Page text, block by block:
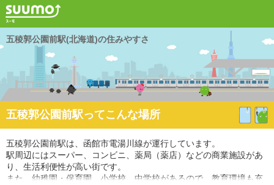
五稜郭公園前駅(北海道)の住みやすさ
五稜郭公園前駅ってこんな場所
五稜郭公園前駅は、函館市電湯川線が運行しています。
駅周辺にはスーパー、コンビニ、薬局（薬店）などの商業施設があ
り、生活利便性が高い街です。
また、幼稚園・保育園、小学校、中学校があるので、教育環境も充